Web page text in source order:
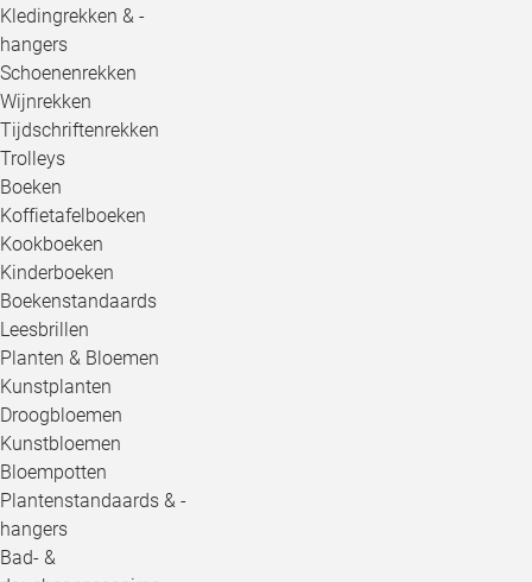
Kledingrekken & -
hangers
Schoenenrekken
Wijnrekken
Tijdschriftenrekken
Trolleys
Boeken
Koffietafelboeken
Kookboeken
Kinderboeken
Boekenstandaards
Leesbrillen
Planten & Bloemen
Kunstplanten
Droogbloemen
Kunstbloemen
Bloempotten
Plantenstandaards & -
hangers
Bad- &